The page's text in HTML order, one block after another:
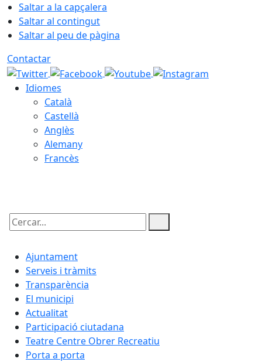
Saltar a la capçalera
Saltar al contingut
Saltar al peu de pàgina
Contactar
Idiomes
Català
Castellà
Anglès
Alemany
Francès
Cercar:
Ajuntament
Serveis i tràmits
Transparència
El municipi
Actualitat
Participació ciutadana
Teatre Centre Obrer Recreatiu
Porta a porta